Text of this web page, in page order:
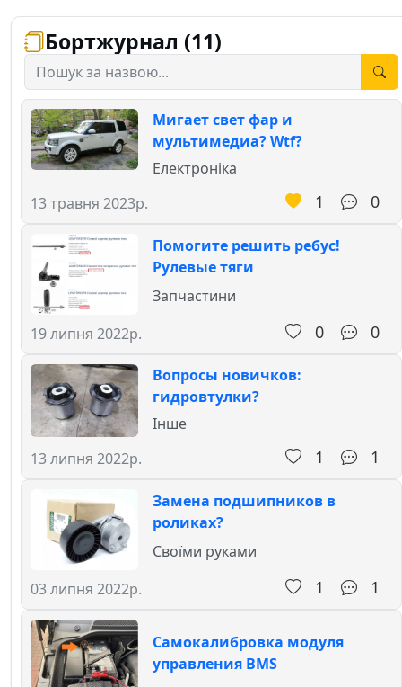
Бортжурнал (11)
Мигает свет фар и
мультимедиа? Wtf?
13 травня 2023р.
Електроніка
1 0
Помогите решить ребус!
Рулевые тяги
19 липня 2022р.
Запчастини
0 0
Вопросы новичков:
гидровтулки?
13 липня 2022р.
Інше
1 1
Замена подшипников в
роликах?
03 липня 2022р.
Своїми руками
1 1
Самокалибровка модуля
управления BMS